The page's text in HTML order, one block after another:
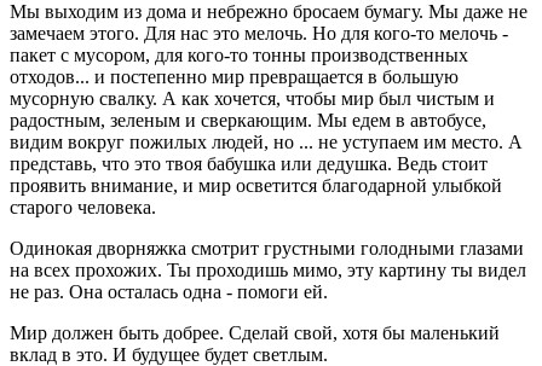
Мы выходим из дома и небрежно бросаем бумагу. Мы даже не
замечаем этого. Для нас это мелочь. Но для кого-то мелочь -
пакет с мусором, для кого-то тонны производственных
отходов... и постепенно мир превращается в большую
мусорную свалку. А как хочется, чтобы мир был чистым и
радостным, зеленым и сверкающим. Мы едем в автобусе,
видим вокруг пожилых людей, но ... не уступаем им место. А
представь, что это твоя бабушка или дедушка. Ведь стоит
проявить внимание, и мир осветится благодарной улыбкой
старого человека.
Одинокая дворняжка смотрит грустными голодными глазами
на всех прохожих. Ты проходишь мимо, эту картину ты видел
не раз. Она осталась одна - помоги ей.
Мир должен быть добрее. Сделай свой, хотя бы маленький
вклад в это. И будущее будет светлым.